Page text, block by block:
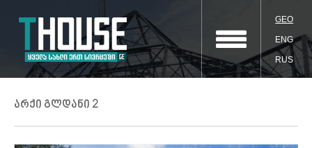
GEO
ENG
RUS
არქი გლდანი 2